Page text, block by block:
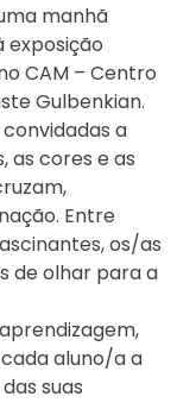
manhã
exposição
CAM – Centro
Gulbenkian.
a
as cores e as
Entre
os/as
de olhar para a
aluno/a a
suas